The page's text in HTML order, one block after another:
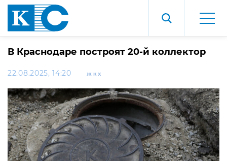
В Краснодаре построят 20-й коллектор
22.08.2025, 14:20 ЖКХ